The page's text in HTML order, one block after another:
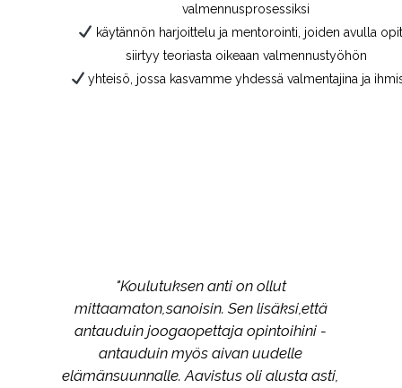
valmennusprosessiksi
käytännön harjoittelu ja mentorointi, joiden avulla
siirtyy teoriasta oikeaan valmennustyöhön
yhteisö, jossa kasvamme yhdessä valmentajina ja
"Koulutuksen anti on ollut
mittaamaton,sanoisin. Sen lisäksi,että
antauduin joogaopettaja opintoihini -
antauduin myös aivan uudelle
elämänsuunnalle. Aavistus oli alusta asti,